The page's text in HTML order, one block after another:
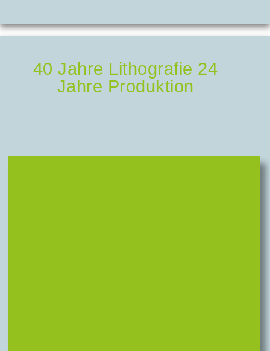
40 Jahre Lithografie 24
Jahre Produktion